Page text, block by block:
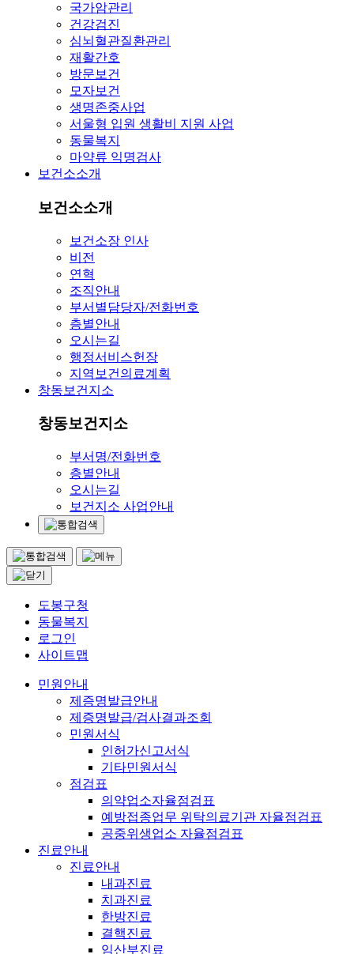
국가암관리
건강검진
심뇌혈관질환관리
재활간호
방문보건
모자보건
생명존중사업
서울형 입원 생활비 지원 사업
동물복지
마약류 익명검사
보건소소개
보건소소개
보건소장 인사
비전
연혁
조직안내
부서별담당자/전화번호
층별안내
오시는길
행정서비스헌장
지역보건의료계획
창동보건지소
창동보건지소
부서명/전화번호
층별안내
오시는길
보건지소 사업안내
도봉구청
동물복지
로그인
사이트맵
민원안내
제증명발급안내
제증명발급/검사결과조회
민원서식
인허가신고서식
기타민원서식
점검표
의약업소자율점검표
예방접종업무 위탁의료기관 자율점검표
공중위생업소 자율점검표
진료안내
진료안내
내과진료
치과진료
한방진료
결핵진료
임산부진료